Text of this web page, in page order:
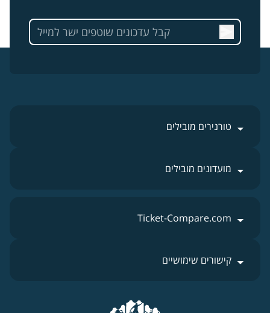
טורנירים מובילים
מועדונים מובילים
Ticket-Compare.com
קישורים שימושיים